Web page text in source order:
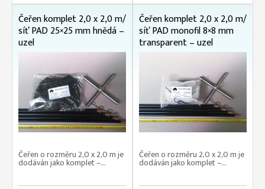
Čeřen komplet 2,0 x 2,0 m/
síť PAD 25×25 mm hnědá –
uzel
Čeřen o rozměru 2,0 x 2,0 m je
dodáván jako komplet –...
Čeřen komplet 2,0 x 2,0 m/
síť PAD monofil 8×8 mm
transparent – uzel
Čeřen o rozměru 2,0 x 2,0 m je
dodáván jako komplet –...